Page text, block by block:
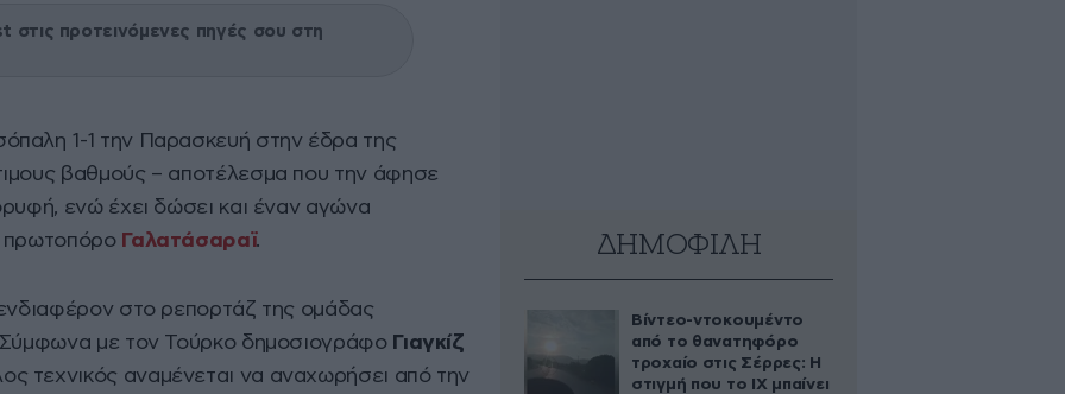
στις προτεινόμενες πηγές σου στη
1-1 την Παρασκευή στην έδρα της
βαθμούς – αποτέλεσμα που την άφησε
ενώ έχει δώσει και έναν αγώνα
πρωτοπόρο Γαλατάσαραϊ.
στο ρεπορτάζ της ομάδας
με τον Τούρκο δημοσιογράφο Γιαγκίζ
τεχνικός αναμένεται να αναχωρήσει από την
ΔΗΜΟΦΙΛΗ
Βίντεο-ντοκουμέντο
από το θανατηφόρο
τροχαίο στις Σέρρες: Η
στιγμή που το ΙΧ μπαίνει